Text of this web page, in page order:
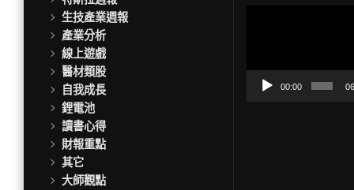
生技產業週報
產業分析
線上遊戲
醫材類股
自我成長
鋰電池
讀書心得
財報重點
其它
大師觀點
放
00:00